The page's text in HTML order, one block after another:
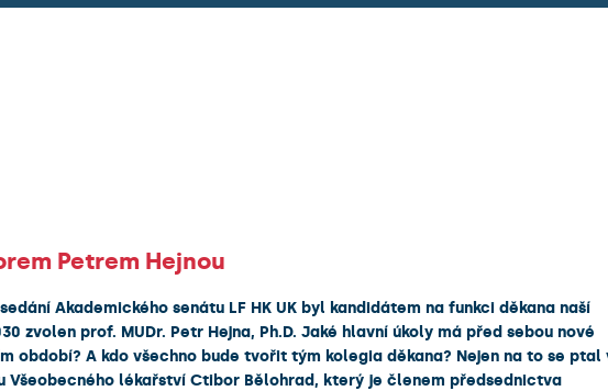
Petrem Hejnou
Akademického senátu LF HK UK byl kandidátem na funkci děkana naší
zvolen prof. MUDr. Petr Hejna, Ph.D. Jaké hlavní úkoly má před sebou nové
období? A kdo všechno bude tvořit tým kolegia děkana? Nejen na to se ptal
Všeobecného lékařství Ctibor Bělohrad, který je členem předsednictva